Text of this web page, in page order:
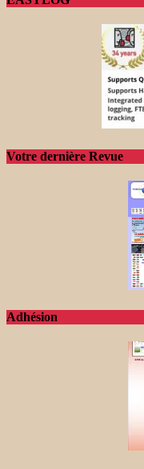
Votre dernière Revue
Adhésion